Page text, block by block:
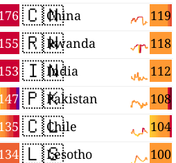
🇨🇳 119
China
🇷🇼 118
Rwanda
🇮🇳 112
India
🇵🇰 108
Pakistan
🇨🇱 104
Chile
🇱🇸 100
Lesotho